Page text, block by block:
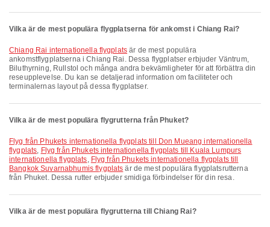
Vilka är de mest populära flygplatserna för ankomst i Chiang Rai?
Chiang Rai internationella flygplats är de mest populära
ankomstflygplatserna i Chiang Rai. Dessa flygplatser erbjuder Väntrum,
Biluthyrning, Rullstol och många andra bekvämligheter för att förbättra din
reseupplevelse. Du kan se detaljerad information om faciliteter och
terminalernas layout på dessa flygplatser.
Vilka är de mest populära flygrutterna från Phuket?
Flyg från Phukets internationella flygplats till Don Mueang internationella
flygplats, Flyg från Phukets internationella flygplats till Kuala Lumpurs
internationella flygplats, Flyg från Phukets internationella flygplats till
Bangkok Suvarnabhumis flygplats är de mest populära flygplatsrutterna
från Phuket. Dessa rutter erbjuder smidiga förbindelser för din resa.
Vilka är de mest populära flygrutterna till Chiang Rai?